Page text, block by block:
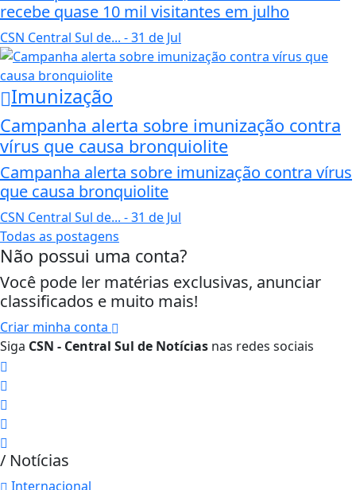
recebe quase 10 mil visitantes em julho
CSN Central Sul de... - 31 de Jul
Imunização
Campanha alerta sobre imunização contra
vírus que causa bronquiolite
Campanha alerta sobre imunização contra vírus
que causa bronquiolite
CSN Central Sul de... - 31 de Jul
Todas as postagens
Não possui uma conta?
Você pode ler matérias exclusivas, anunciar
classificados e muito mais!
Criar minha conta
Siga CSN - Central Sul de Notícias nas redes sociais
/ Notícias
Internacional